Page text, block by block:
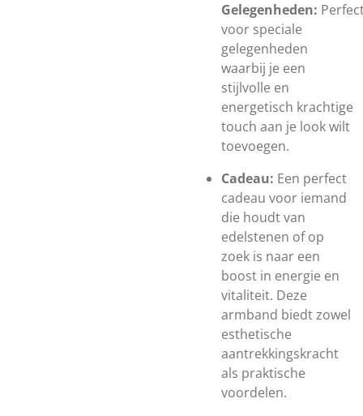
Gelegenheden:
voor speciale
gelegenheden
waarbij je een
stijlvolle en
energetisch krachtige
touch aan je look wilt
toevoegen.
Cadeau: Een perfect
cadeau voor iemand
die houdt van
edelstenen of op
zoek is naar een
boost in energie en
vitaliteit. Deze
armband biedt zowel
esthetische
aantrekkingskracht
als praktische
voordelen.